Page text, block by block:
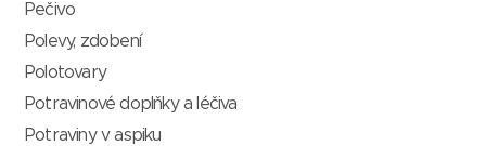
Pečivo
Polevy, zdobení
Polotovary
Potravinové doplňky a léčiva
Potraviny v aspiku